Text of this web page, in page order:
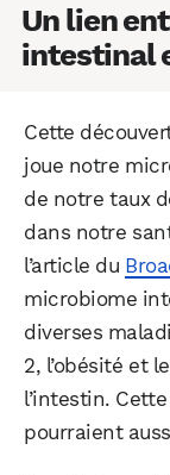
Un lien
intestinal
Cette
joue notre
de notre taux
dans notre
l’article du
microbiome
diverses
2, l’obésité et
l’intestin.
pourraient